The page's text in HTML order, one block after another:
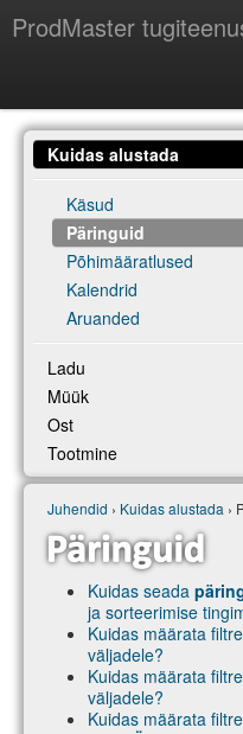
ProdMaster
Juhendid
Versiooniuuendused
Power BI & Merit Aktiva
Kuidas alustada
Käsud
Päringuid
Põhimääratlused
Kalendrid
Aruanded
Ladu
Müük
Ost
Tootmine
Juhendid › Kuidas alustada ›
Kuidas seada
ja sorteerimise
Kuidas määrata
väljadele?
Kuidas määrata
väljadele?
Kuidas määrata